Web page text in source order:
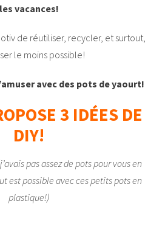
les vacances!
de réutiliser, recycler, et surtout,
le moins possible!
avec des pots de yaourt!
3 IDÉES DE
DIY!
pas assez de pots pour vous en
est possible avec ces petits pots en
plastique!)